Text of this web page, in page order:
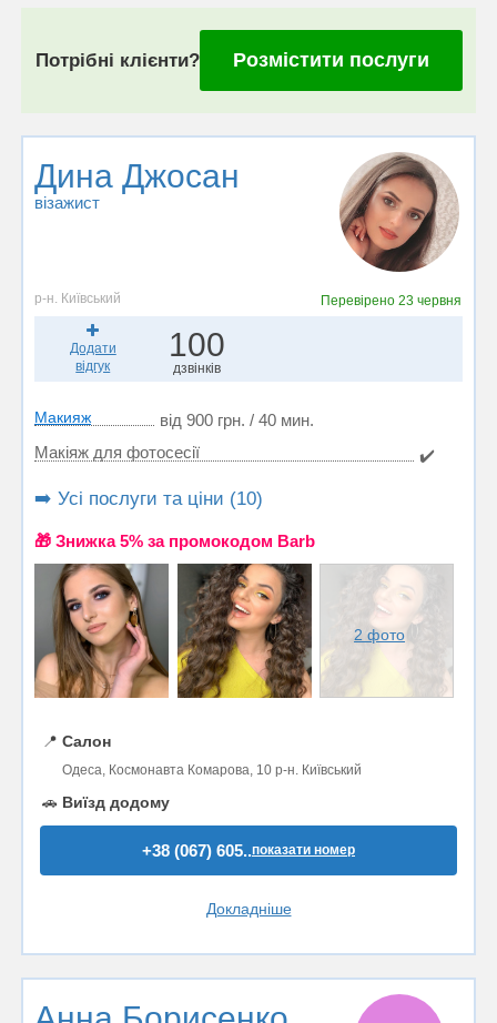
Потрібні клієнти? Розмістити послуги
Дина Джосан
візажист
р-н. Київський Перевірено23 червня
Додати
відгук
100
дзвінків
Макияж
від 900 грн. / 40 мин.
Макіяж для фотосесії
✔️
➡️ Усі послуги та ціни (10)
🎁 Знижка 5% за промокодом Barb
2 фото
📍 Салон
Одеса, Космонавта Комарова, 10 р-н. Київський
🚗 Виїзд додому
+38 (067) 605..показати номер
Докладніше